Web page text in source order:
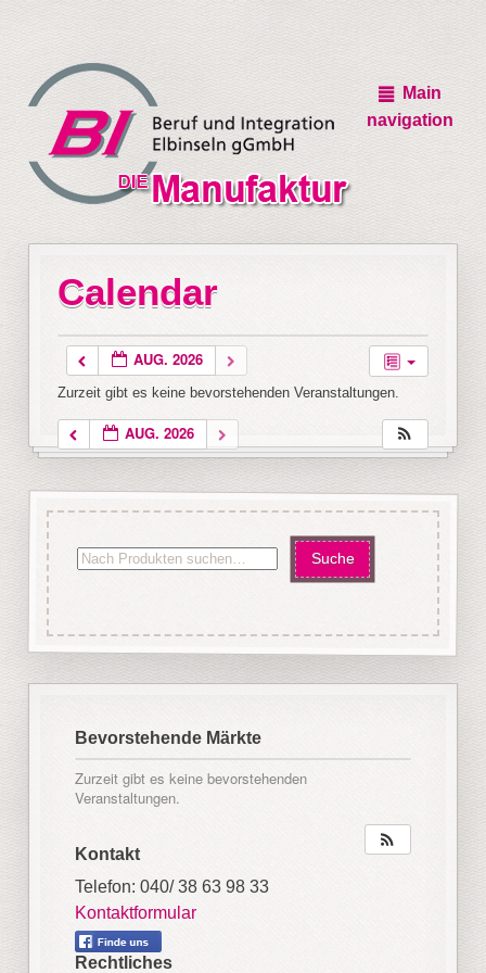
Main
navigation
Calendar
AUG. 2026
Zurzeit gibt es keine bevorstehenden Veranstaltungen.
AUG. 2026
Bevorstehende Märkte
Zurzeit gibt es keine bevorstehenden
Veranstaltungen.
Kontakt
Telefon: 040/ 38 63 98 33
Kontaktformular
Rechtliches